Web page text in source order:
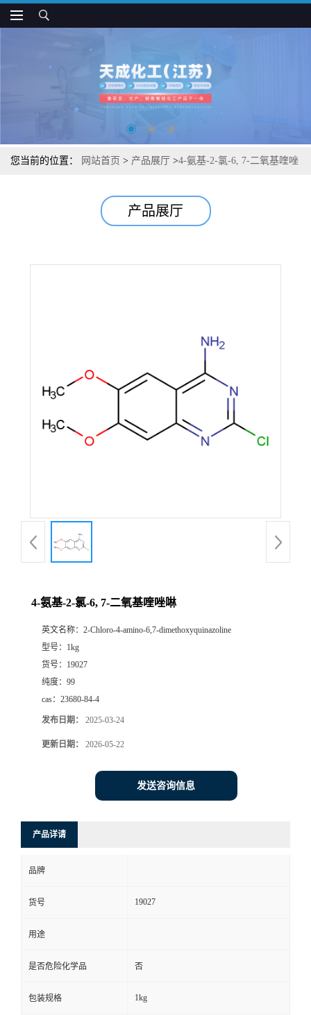
您当前的位置： 网站首页 > 产品展厅 >4-氨基-2-氯-6, 7-二氧基喹唑
产品展厅
4-氨基-2-氯-6, 7-二氧基喹唑啉
英文名称： 2-Chloro-4-amino-6,7-dimethoxyquinazoline
型号： 1kg
货号： 19027
纯度： 99
cas： 23680-84-4
发布日期： 2025-03-24
更新日期： 2026-05-22
发送咨询信息
产品详请
品牌
货号 19027
用途
是否危险化学品 否
包装规格 1kg